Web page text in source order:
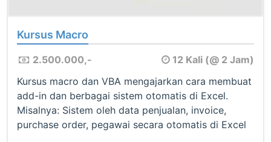
Kursus Macro
2.500.000,-
12 Kali (@ 2 Jam)
Kursus macro dan VBA mengajarkan cara membuat
add-in dan berbagai sistem otomatis di Excel.
Misalnya: Sistem oleh data penjualan, invoice,
purchase order, pegawai secara otomatis di Excel